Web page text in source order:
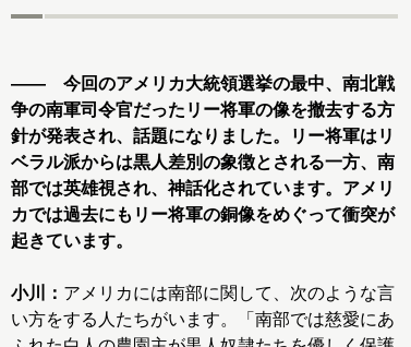
―― 今回のアメリカ大統領選挙の最中、南北戦
争の南軍司令官だったリー将軍の像を撤去する方
針が発表され、話題になりました。リー将軍はリ
ベラル派からは黒人差別の象徴とされる一方、南
部では英雄視され、神話化されています。アメリ
カでは過去にもリー将軍の銅像をめぐって衝突が
起きています。
小川： アメリカには南部に関して、次のような言
い方をする人たちがいます。「南部では慈愛にあ